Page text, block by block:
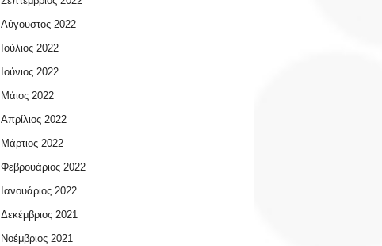
Αύγουστος 2022
Ιούλιος 2022
Ιούνιος 2022
Μάιος 2022
Απρίλιος 2022
Μάρτιος 2022
Φεβρουάριος 2022
Ιανουάριος 2022
Δεκέμβριος 2021
Νοέμβριος 2021